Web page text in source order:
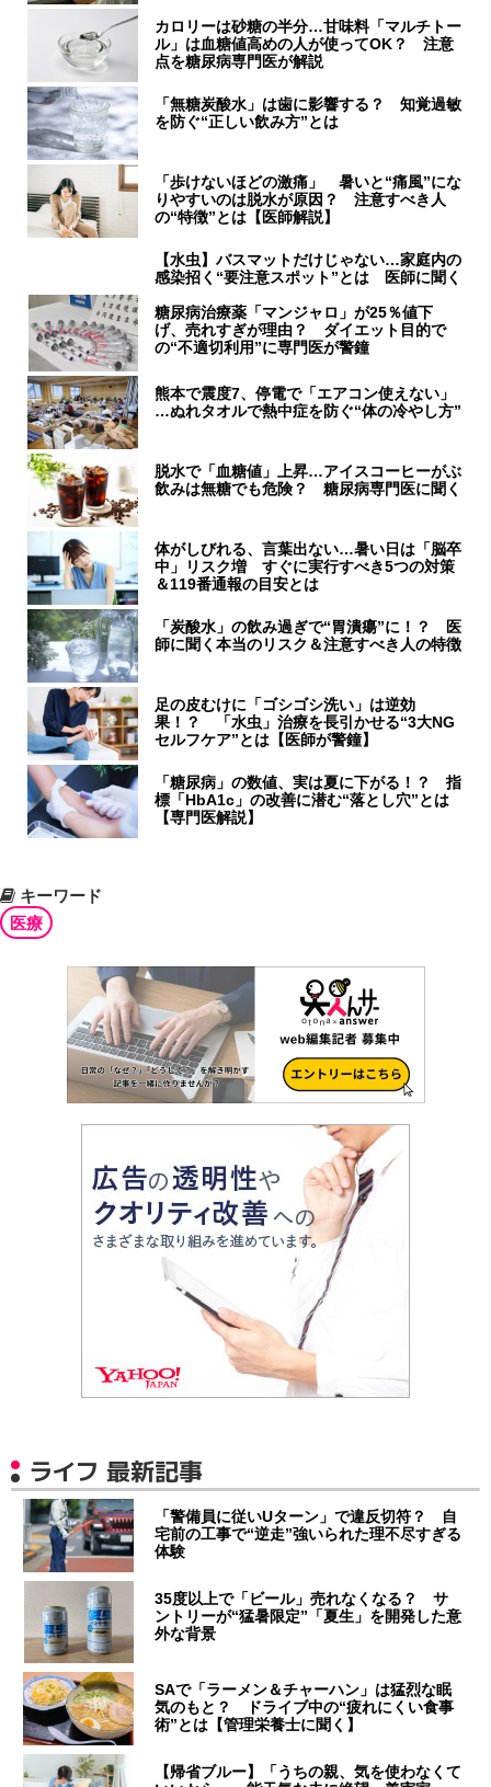
カロリーは砂糖の半分…甘味料「マルチトー
ル」は血糖値高めの人が使ってOK？ 注意
点を糖尿病専門医が解説
「無糖炭酸水」は歯に影響する？ 知覚過敏
を防ぐ“正しい飲み方”とは
「歩けないほどの激痛」 暑いと“痛風”にな
りやすいのは脱水が原因？ 注意すべき人
の“特徴”とは【医師解説】
【水虫】バスマットだけじゃない…家庭内の
感染招く“要注意スポット”とは 医師に聞く
糖尿病治療薬「マンジャロ」が25％値下
げ、売れすぎが理由？ ダイエット目的で
の“不適切利用”に専門医が警鐘
熊本で震度7、停電で「エアコン使えない」
…ぬれタオルで熱中症を防ぐ“体の冷やし方”
脱水で「血糖値」上昇…アイスコーヒーがぶ
飲みは無糖でも危険？ 糖尿病専門医に聞く
体がしびれる、言葉出ない…暑い日は「脳卒
中」リスク増 すぐに実行すべき5つの対策
＆119番通報の目安とは
「炭酸水」の飲み過ぎで“胃潰瘍”に！？ 医
師に聞く本当のリスク＆注意すべき人の特徴
足の皮むけに「ゴシゴシ洗い」は逆効
果！？ 「水虫」治療を長引かせる“3大NG
セルフケア”とは【医師が警鐘】
「糖尿病」の数値、実は夏に下がる！？ 指
標「HbA1c」の改善に潜む“落とし穴”とは
【専門医解説】
キーワード
医療
ライフ 最新記事
「警備員に従いUターン」で違反切符？ 自
宅前の工事で“逆走”強いられた理不尽すぎる
体験
35度以上で「ビール」売れなくなる？ サ
ントリーが“猛暑限定”「夏生」を開発した意
外な背景
SAで「ラーメン＆チャーハン」は猛烈な眠
気のもと？ ドライブ中の“疲れにくい食事
術”とは【管理栄養士に聞く】
【帰省ブルー】「うちの親、気を使わなくて